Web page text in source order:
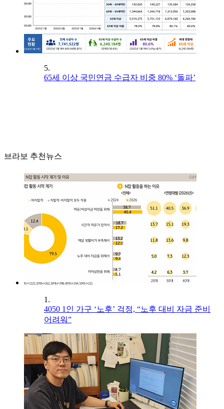
5.
65세 이상 국민연금 수급자 비중 80% ‘돌파’
브라보 추천뉴스
1.
4050 1인 가구 ‘노후’ 걱정, “노후 대비 자금 준비
어려워”